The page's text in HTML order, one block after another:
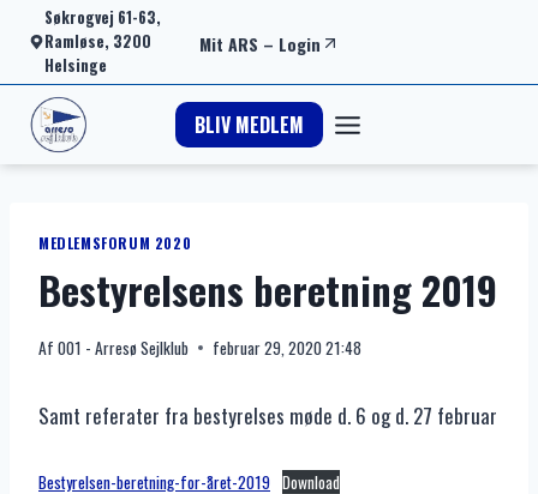
Fortsæt
indhold
Søkrogvej 61-63,
Ramløse, 3200
Helsinge
Mit ARS – Login
BLIV MEDLEM
MEDLEMSFORUM 2020
Bestyrelsens beretning 2019
Af 001 - Arresø Sejlklub februar 29, 2020 21:48
Samt referater fra bestyrelses møde d. 6 og d. 27 februar
Bestyrelsen-beretning-for-året-2019 Download